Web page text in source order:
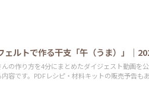
ェルトで作る干支「午（うま）」｜
の作り方を4分にまとめたダイジェスト動画を
容です。PDFレシピ・材料キットの販売予告も